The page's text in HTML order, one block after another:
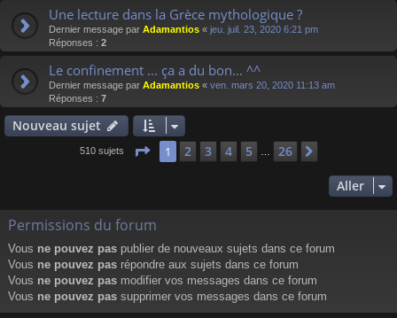
Une lecture dans la Grèce mythologique ?
Dernier message par Adamantios « jeu. juil. 23, 2020 6:21 pm
Réponses : 2
Le confinement ... ça a du bon... ^^
Dernier message par Adamantios « ven. mars 20, 2020 11:13 am
Réponses : 7
Nouveau sujet
510 sujets Page 1sur 26
1 2 3 4 5 26
Aller
Permissions du forum
Vous ne pouvez pas publier de nouveaux sujets dans ce forum
Vous ne pouvez pas répondre aux sujets dans ce forum
Vous ne pouvez pas modifier vos messages dans ce forum
Vous ne pouvez pas supprimer vos messages dans ce forum